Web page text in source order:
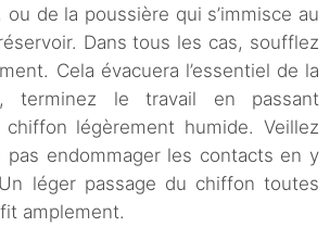
de la poussière qui s’immisce au
Dans tous les cas, soufflez
Cela évacuera l’essentiel de la
terminez le travail en passant
légèrement humide. Veillez
pas endommager les contacts en y
léger passage du chiffon toutes
amplement.